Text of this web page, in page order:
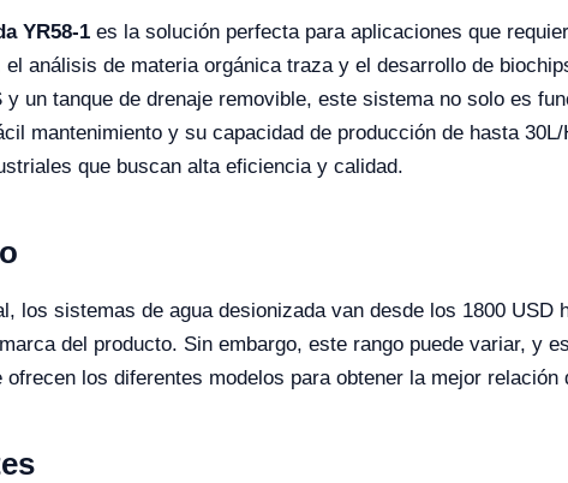
YR58-1 es la solución perfecta para aplicaciones que
análisis de materia orgánica traza y el desarrollo de
un tanque de drenaje removible, este sistema no solo es
mantenimiento y su capacidad de producción de hasta
que buscan alta eficiencia y calidad.
los sistemas de agua desionizada van desde los 1800 USD
del producto. Sin embargo, este rango puede variar, y
los diferentes modelos para obtener la mejor relación